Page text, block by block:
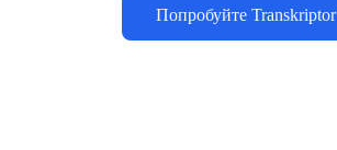
Попробуйте Transkriptor